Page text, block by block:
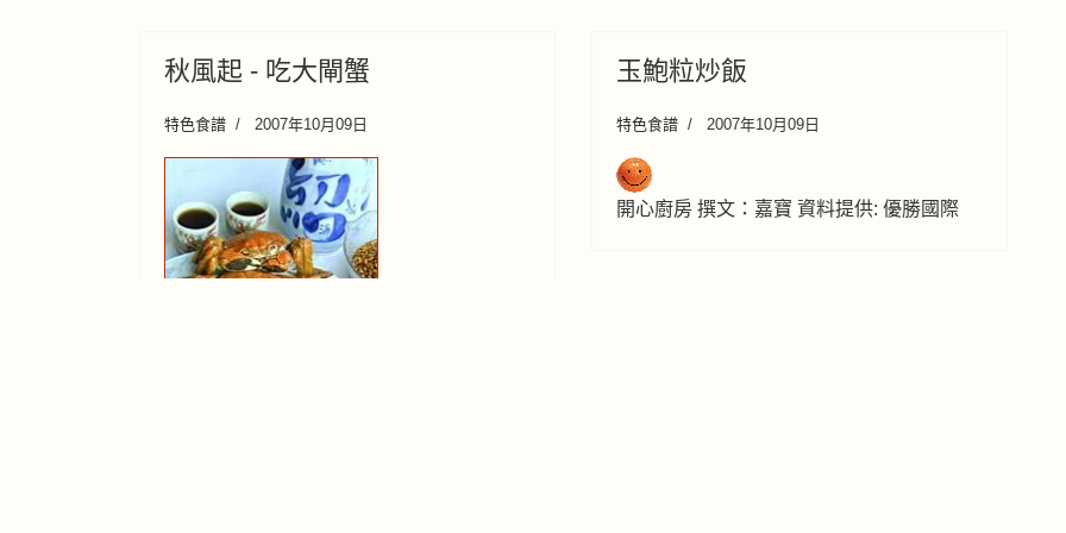
秋風起 - 吃大閘蟹
特色食譜 2007年10月09日
玉鮑粒炒飯
特色食譜 2007年10月09日
開心廚房 撰文：嘉寶 資料提供: 優勝國際